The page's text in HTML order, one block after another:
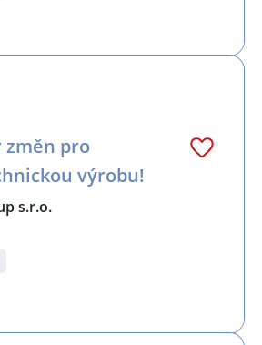
pro
výrobu!
s.r.o.